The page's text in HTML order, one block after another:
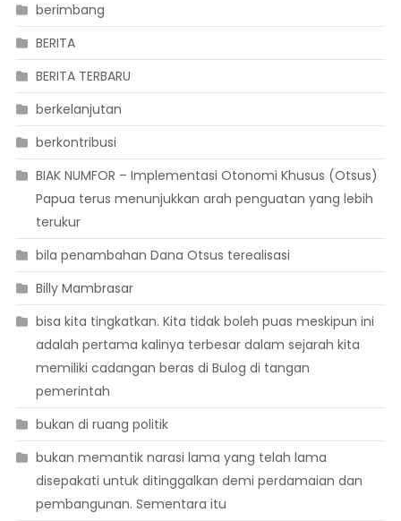
berimbang
BERITA
BERITA TERBARU
berkelanjutan
berkontribusi
BIAK NUMFOR – Implementasi Otonomi Khusus (Otsus)
Papua terus menunjukkan arah penguatan yang lebih
terukur
bila penambahan Dana Otsus terealisasi
Billy Mambrasar
bisa kita tingkatkan. Kita tidak boleh puas meskipun ini
adalah pertama kalinya terbesar dalam sejarah kita
memiliki cadangan beras di Bulog di tangan
pemerintah
bukan di ruang politik
bukan memantik narasi lama yang telah lama
disepakati untuk ditinggalkan demi perdamaian dan
pembangunan. Sementara itu